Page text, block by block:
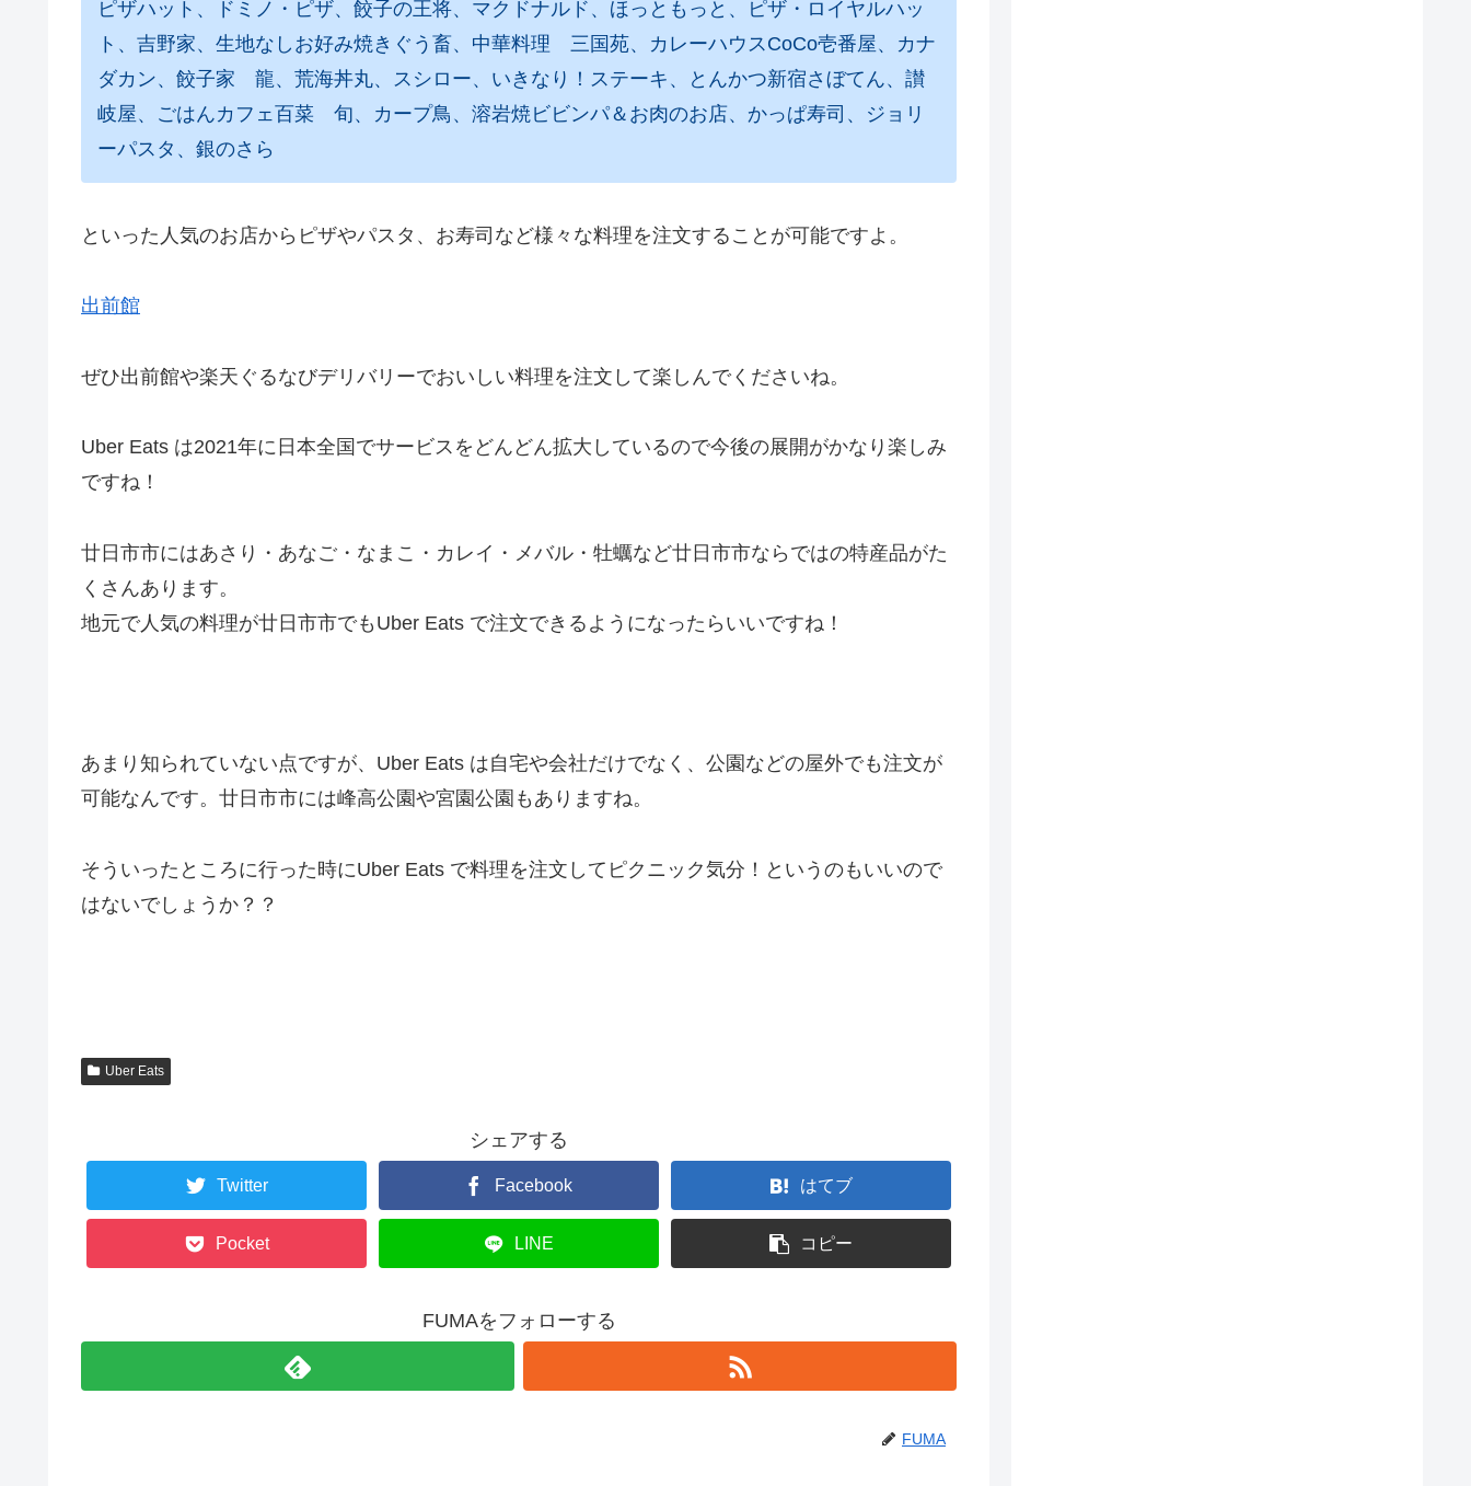
ピザハット、ドミノ・ピザ、餃子の王将、マクドナルド、ほっともっと、ピザ・ロイヤルハッ
ト、吉野家、生地なしお好み焼きぐう畜、中華料理 三国苑、カレーハウスCoCo壱番屋、カナ
ダカン、餃子家 龍、荒海丼丸、スシロー、いきなり！ステーキ、とんかつ新宿さぼてん、讃
岐屋、ごはんカフェ百菜 旬、カープ鳥、溶岩焼ビビンパ＆お肉のお店、かっぱ寿司、ジョリ
ーパスタ、銀のさら
といった人気のお店からピザやパスタ、お寿司など様々な料理を注文することが可能ですよ。
出前館
ぜひ出前館や楽天ぐるなびデリバリーでおいしい料理を注文して楽しんでくださいね。
Uber Eats は2021年に日本全国でサービスをどんどん拡大しているので今後の展開がかなり楽しみ
ですね！
廿日市市にはあさり・あなご・なまこ・カレイ・メバル・牡蠣など廿日市市ならではの特産品がた
くさんあります。
地元で人気の料理が廿日市市でもUber Eats で注文できるようになったらいいですね！
あまり知られていない点ですが、Uber Eats は自宅や会社だけでなく、公園などの屋外でも注文が
可能なんです。廿日市市には峰高公園や宮園公園もありますね。
そういったところに行った時にUber Eats で料理を注文してピクニック気分！というのもいいので
はないでしょうか？？
Uber Eats
シェアする
Twitter Facebook はてブ
Pocket LINE コピー
FUMAをフォローする
FUMA